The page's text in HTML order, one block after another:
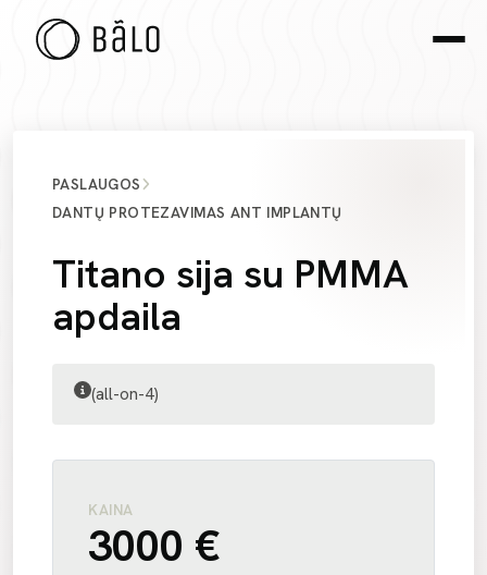
PASLAUGOS
DANTŲ PROTEZAVIMAS ANT IMPLANTŲ
Titano sija su PMMA
apdaila
(all-on-4)
KAINA
3000 €